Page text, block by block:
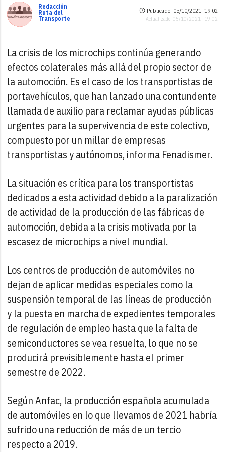
Redacción
Ruta del
Transporte
Publicado: 05/10/2021 ·19:02
Actualizado: 05/10/2021 · 19:02
La crisis de los microchips continúa generando
efectos colaterales más allá del propio sector de
la automoción. Es el caso de los transportistas de
portavehículos, que han lanzado una contundente
llamada de auxilio para reclamar ayudas públicas
urgentes para la supervivencia de este colectivo,
compuesto por un millar de empresas
transportistas y autónomos, informa Fenadismer.
La situación es crítica para los transportistas
dedicados a esta actividad debido a la paralización
de actividad de la producción de las fábricas de
automoción, debida a la crisis motivada por la
escasez de microchips a nivel mundial.
Los centros de producción de automóviles no
dejan de aplicar medidas especiales como la
suspensión temporal de las líneas de producción
y la puesta en marcha de expedientes temporales
de regulación de empleo hasta que la falta de
semiconductores se vea resuelta, lo que no se
producirá previsiblemente hasta el primer
semestre de 2022.
Según Anfac, la producción española acumulada
de automóviles en lo que llevamos de 2021 habría
sufrido una reducción de más de un tercio
respecto a 2019.